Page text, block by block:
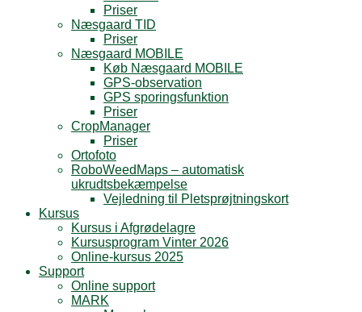
Priser
Næsgaard TID
Priser
Næsgaard MOBILE
Køb Næsgaard MOBILE
GPS-observation
GPS sporingsfunktion
Priser
CropManager
Priser
Ortofoto
RoboWeedMaps – automatisk
ukrudtsbekæmpelse
Vejledning til Pletsprøjtningskort
Kursus
Kursus i Afgrødelagre
Kursusprogram Vinter 2026
Online-kursus 2025
Support
Online support
MARK